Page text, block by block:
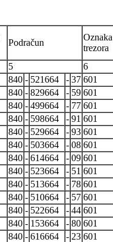
Podračun
Oznaka
trezora
5 6
840 - 521664 - 37 601
840 - 829664 - 59 601
840 - 499664 - 77 601
840 - 598664 - 91 601
840 - 529664 - 93 601
840 - 503664 - 08 601
840 - 614664 - 09 601
840 - 523664 - 51 601
840 - 513664 - 78 601
840 - 510664 - 57 601
840 - 522664 - 44 601
840 - 153664 - 80 601
840 - 616664 - 23 601